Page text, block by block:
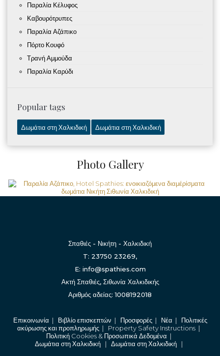
Παραλία Κέλυφος
Καβουρότρυπες
Παραλία Αζάπικο
Πόρτο Κουφό
Τρανή Αμμούδα
Παραλία Καρύδι
Popular tags
Δωμάτια στη Χαλκιδική Δωμάτια στη Χαλκιδική
Photo Gallery
Σπαθιές - Νικήτη - Χαλκιδική
T: 23750 23269,
E: info@spathies.com
Ακτή Σπαθιές, Σιθωνία Χαλκιδικής
Αριθμός αδείας: 1008192018
Επικοινωνία | Βιβλίο επισκεπτών | Προσφορές| Νέα | Πολιτικές
ακύρωσης και προπληρωμής | Property Safety Instructions |
Πολιτική Cookies & Προσωπικά Δεδομένα |
Δωμάτια στη Χαλκιδική| Δωμάτια στη Χαλκιδική|